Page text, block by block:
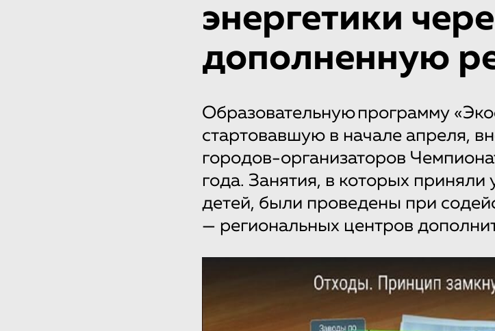
энергетики
дополненную
Образовательную программу
стартовавшую в начале апреля,
городов-организаторов
года. Занятия, в которых приняли
детей, были проведены при
— региональных центров